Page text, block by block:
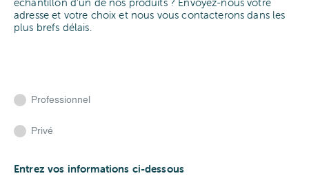
adresse et votre choix et nous vous contacterons dans les
plus brefs délais.
Professionnel
Privé
Entrez vos informations ci-dessous